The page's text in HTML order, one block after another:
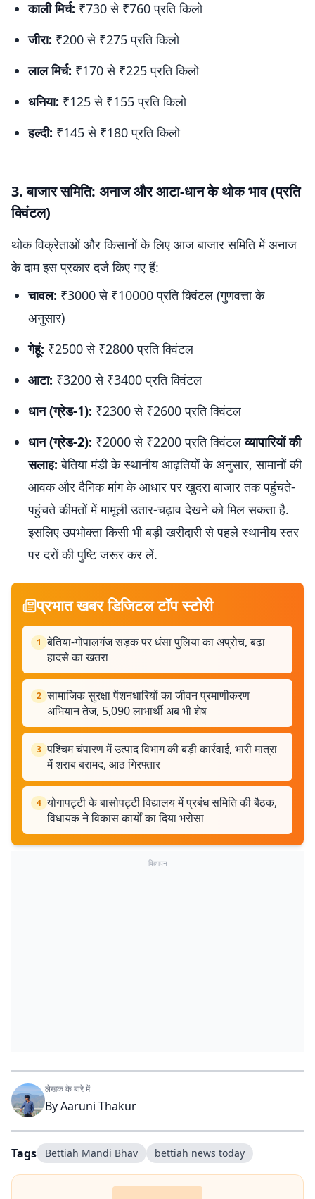
काली मिर्च: ₹730 से ₹760 प्रति किलो
जीरा: ₹200 से ₹275 प्रति किलो
लाल मिर्च: ₹170 से ₹225 प्रति किलो
धनिया: ₹125 से ₹155 प्रति किलो
हल्दी: ₹145 से ₹180 प्रति किलो
3. बाजार समिति: अनाज और आटा-धान के थोक भाव (प्रति
क्विंटल)
थोक विक्रेताओं और किसानों के लिए आज बाजार समिति में अनाज
के दाम इस प्रकार दर्ज किए गए हैं:
चावल: ₹3000 से ₹10000 प्रति क्विंटल (गुणवत्ता के
अनुसार)
गेहूं: ₹2500 से ₹2800 प्रति क्विंटल
आटा: ₹3200 से ₹3400 प्रति क्विंटल
धान (ग्रेड-1): ₹2300 से ₹2600 प्रति क्विंटल
धान (ग्रेड-2): ₹2000 से ₹2200 प्रति क्विंटलव्यापारियों की
सलाह: बेतिया मंडी के स्थानीय आढ़तियों के अनुसार, सामानों की
आवक और दैनिक मांग के आधार पर खुदरा बाजार तक पहुंचते-
पहुंचते कीमतों में मामूली उतार-चढ़ाव देखने को मिल सकता है.
इसलिए उपभोक्ता किसी भी बड़ी खरीदारी से पहले स्थानीय स्तर
पर दरों की पुष्टि जरूर कर लें.
प्रभात खबर डिजिटल टॉप स्टोरी
1 बेतिया-गोपालगंज सड़क पर धंसा पुलिया का अप्रोच, बढ़ा
हादसे का खतरा
2 सामाजिक सुरक्षा पेंशनधारियों का जीवन प्रमाणीकरण
अभियान तेज, 5,090 लाभार्थी अब भी शेष
3 पश्चिम चंपारण में उत्पाद विभाग की बड़ी कार्रवाई, भारी मात्रा
में शराब बरामद, आठ गिरफ्तार
4 योगापट्टी के बासोपट्टी विद्यालय में प्रबंध समिति की बैठक,
विधायक ने विकास कार्यों का दिया भरोसा
विज्ञापन
लेखक के बारे में
ByAaruni Thakur
Tags Bettiah Mandi Bhav bettiah news today